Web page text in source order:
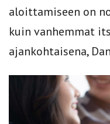
aloittamiseen on
kuin vanhemmat
ajankohtaisena,